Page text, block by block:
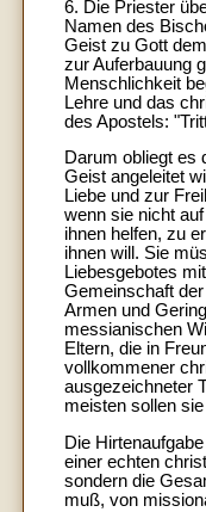
6. Die Priester
Namen des
Geist zu Gott
zur Auferbauung
Menschlichkeit
Lehre und das
des Apostels:
Darum obliegt es
Geist angeleitet
Liebe und zur
wenn sie nicht
ihnen helfen, zu
ihnen will. Sie
Liebesgebotes
Gemeinschaft
Armen und
messianischen
Eltern, die in
vollkommener
ausgezeichneter
meisten sollen
Die
einer echten
sondern die
muß, von